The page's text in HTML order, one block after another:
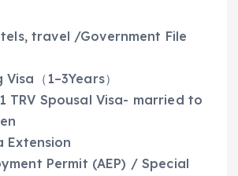
travel /Government File
（1–3Years）
TRV Spousal Visa- married to
Extension
Permit (AEP) / Special